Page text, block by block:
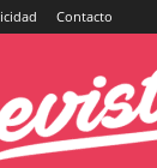
Contacto